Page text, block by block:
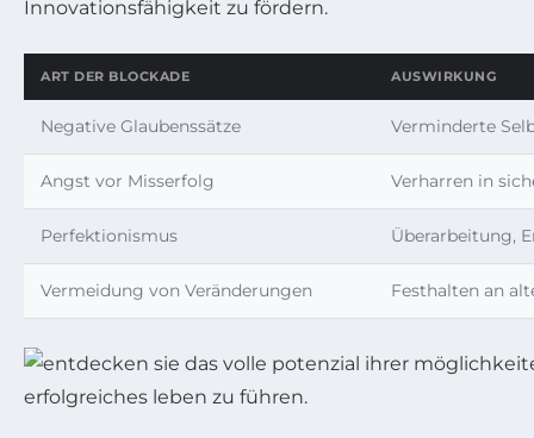
Innovationsfähigkeit zu fördern.
ART DER BLOCKADE AUSWIRKUNG
Negative Glaubenssätze Verminderte
Angst vor Misserfolg Verharren in
Perfektionismus Überarbeitung,
Vermeidung von Veränderungen Festhalten an